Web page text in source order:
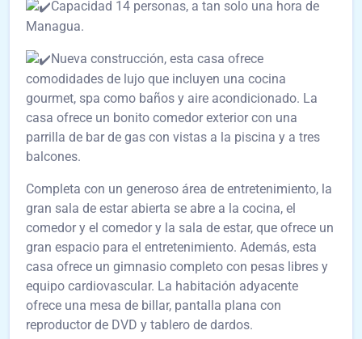
Capacidad 14 personas, a tan solo una hora de
Managua.
Nueva construcción, esta casa ofrece
comodidades de lujo que incluyen una cocina
gourmet, spa como baños y aire acondicionado. La
casa ofrece un bonito comedor exterior con una
parrilla de bar de gas con vistas a la piscina y a tres
balcones.
Completa con un generoso área de entretenimiento, la
gran sala de estar abierta se abre a la cocina, el
comedor y el comedor y la sala de estar, que ofrece un
gran espacio para el entretenimiento. Además, esta
casa ofrece un gimnasio completo con pesas libres y
equipo cardiovascular. La habitación adyacente
ofrece una mesa de billar, pantalla plana con
reproductor de DVD y tablero de dardos.